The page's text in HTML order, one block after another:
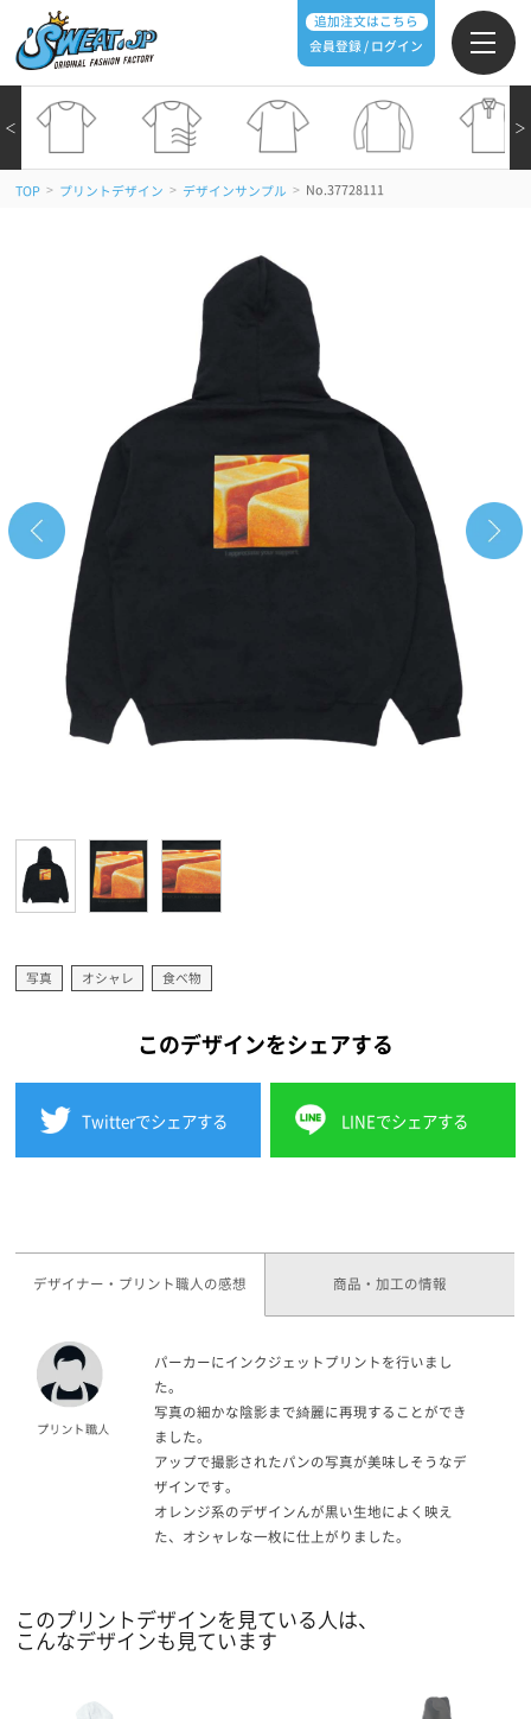
追加注文はこちら
会員登録 / ログイン
＞
＜
TOP > プリントデザイン > デザインサンプル > No.37728111
写真 オシャレ 食べ物
このデザインをシェアする
Twitterでシェアする LINEでシェアする
デザイナー・プリント職人の感想 商品・加工の情報
パーカーにインクジェットプリントを行いまし
た。
写真の細かな陰影まで綺麗に再現することができ
ました。
アップで撮影されたパンの写真が美味しそうなデ
ザインです。
オレンジ系のデザインんが黒い生地によく映え
た、オシャレな一枚に仕上がりました。
このプリントデザインを見ている人は、
こんなデザインも見ています